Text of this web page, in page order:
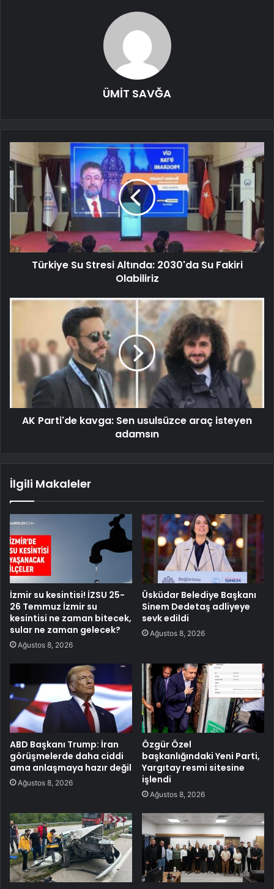
ÜMİT SAVĞA
Türkiye Su Stresi Altında: 2030'da Su Fakiri
Olabiliriz
AK Parti'de kavga: Sen usulsüzce araç isteyen
adamsın
İlgili Makaleler
İzmir su kesintisi! İZSU 25-
26 Temmuz İzmir su
kesintisi ne zaman bitecek,
sular ne zaman gelecek?
Ağustos 8, 2026
Üsküdar Belediye Başkanı
Sinem Dedetaş adliyeye
sevk edildi
Ağustos 8, 2026
ABD Başkanı Trump: İran
görüşmelerde daha ciddi
ama anlaşmaya hazır değil
Ağustos 8, 2026
Özgür Özel
başkanlığındaki Yeni Parti,
Yargıtay resmi sitesine
işlendi
Ağustos 8, 2026